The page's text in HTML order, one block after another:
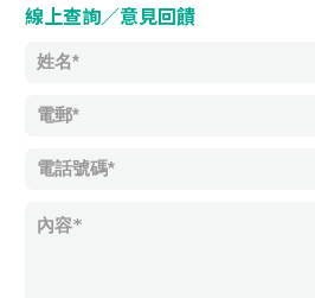
線上查詢／意見回饋